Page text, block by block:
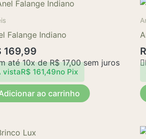
Falange Indiano
169,99
até 10x deR$17,00sem juros
vistaR$ 161,49no Pix
ao carrinho